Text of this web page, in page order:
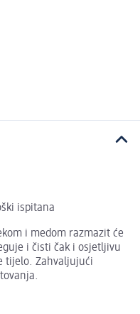
ispitana
i medom razmazit će
i čisti čak i osjetljivu
tijelo. Zahvaljujući